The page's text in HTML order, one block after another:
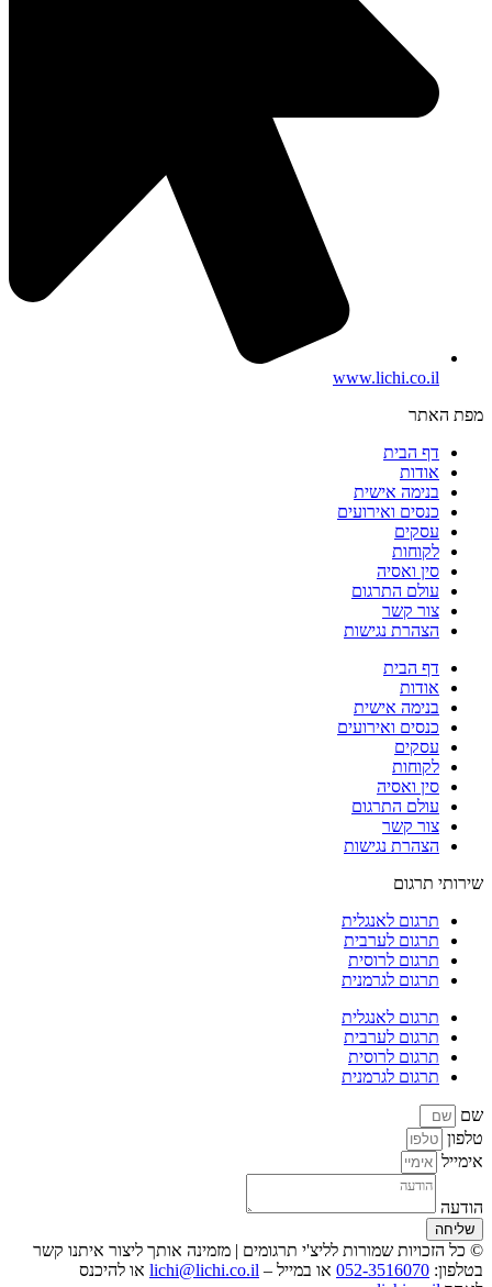
www.lichi.co.il
מפת האתר
דף הבית
אודות
בנימה אישית
כנסים ואירועים
עסקים
לקוחות
סין ואסיה
עולם התרגום
צור קשר
הצהרת נגישות
דף הבית
אודות
בנימה אישית
כנסים ואירועים
עסקים
לקוחות
סין ואסיה
עולם התרגום
צור קשר
הצהרת נגישות
שירותי תרגום
תרגום לאנגלית
תרגום לערבית
תרגום לרוסית
תרגום לגרמנית
תרגום לאנגלית
תרגום לערבית
תרגום לרוסית
תרגום לגרמנית
שם
טלפון
אימייל
הודעה
שליחה
© כל הזכויות שמורות לליצ'י תרגומים | מזמינה אותך ליצור איתנו קשר
בטלפון: 052-3516070 או במייל – lichi@lichi.co.il או להיכנס